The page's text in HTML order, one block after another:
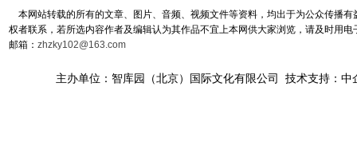
本网站转载的所有的文章、图片、音频、视频文件等资料，均出于为公众传播
权者联系，若所选内容作者及编辑认为其作品不宜上本网供大家浏览，请及时用
邮箱： zhzky102@163.com
主办单位：智库园（北京）国际文化有限公司 技术支持：